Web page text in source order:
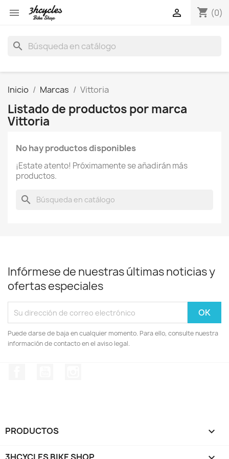
 shopping_cart (0)

search
Inicio Marcas Vittoria
Listado de productos por marca
Vittoria
No hay productos disponibles
¡Estate atento! Próximamente se añadirán más
productos.
search
Infórmese de nuestras últimas noticias y
ofertas especiales
Puede darse de baja en cualquier momento. Para ello, consulte nuestra
información de contacto en el aviso legal.
PRODUCTOS 